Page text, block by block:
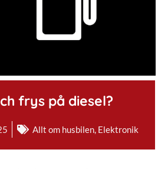
frys på diesel?
Allt om husbilen, Elektronik